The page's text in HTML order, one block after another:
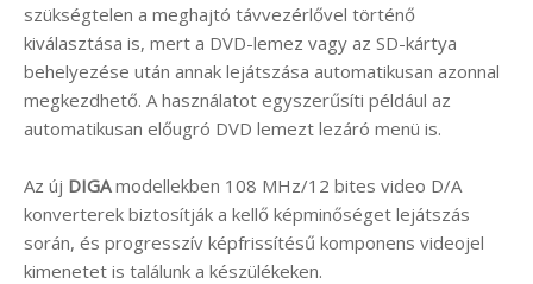
szükségtelen a meghajtó távvezérlővel történő
kiválasztása is, mert a DVD-lemez vagy az SD-kártya
behelyezése után annak lejátszása automatikusan azonnal
megkezdhető. A használatot egyszerűsíti például az
automatikusan előugró DVD lemezt lezáró menü is.
Az új DIGAmodellekben 108 MHz/12 bites video D/A
konverterek biztosítják a kellő képminőséget lejátszás
során, és progresszív képfrissítésű komponens videojel
kimenetet is találunk a készülékeken.